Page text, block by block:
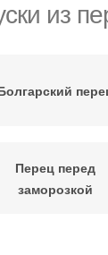
из
Перец перед
заморозкой